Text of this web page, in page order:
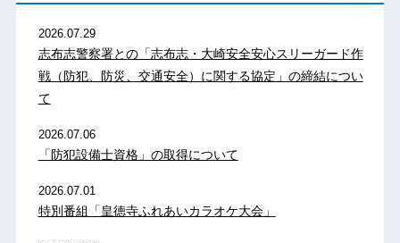
2026.07.29
志布志警察署との「志布志・大崎安全安心スリーガード作
戦（防犯、防災、交通安全）に関する協定」の締結につい
て
2026.07.06
「防犯設備士資格」の取得について
2026.07.01
特別番組「皇徳寺ふれあいカラオケ大会」